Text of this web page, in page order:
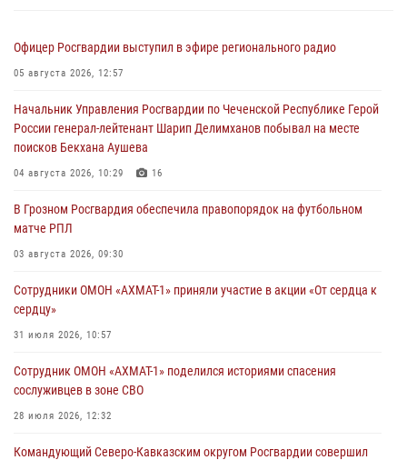
Офицер Росгвардии выступил в эфире регионального радио
05 августа 2026, 12:57
Начальник Управления Росгвардии по Чеченской Республике Герой
России генерал-лейтенант Шарип Делимханов побывал на месте
поисков Бекхана Аушева
04 августа 2026, 10:29 16
В Грозном Росгвардия обеспечила правопорядок на футбольном
матче РПЛ
03 августа 2026, 09:30
Сотрудники ОМОН «АХМАТ-1» приняли участие в акции «От сердца к
сердцу»
31 июля 2026, 10:57
Сотрудник ОМОН «АХМАТ-1» поделился историями спасения
сослуживцев в зоне СВО
28 июля 2026, 12:32
Командующий Северо-Кавказским округом Росгвардии совершил